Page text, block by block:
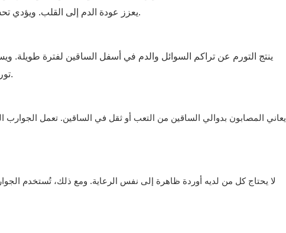
يعزز عودة الدم إلى القلب. ويؤدي تحسين الدورة الدموية إلى تقليل خطر الإصابة بتجلط الدم في الساقين.
ينتج التورم عن تراكم السوائل والدم في أسفل الساقين لفترة
تورم ملحوظ في الكاحل، ويختفي الألم/الانزعاج بعد الاستخدام المنتظم.
يعاني المصابون بدوالي الساقين من التعب أو ثقل في الساقين. تعمل
لا يحتاج كل من لديه أوردة ظاهرة إلى نفس الرعاية. ومع ذلك، تُستخدم